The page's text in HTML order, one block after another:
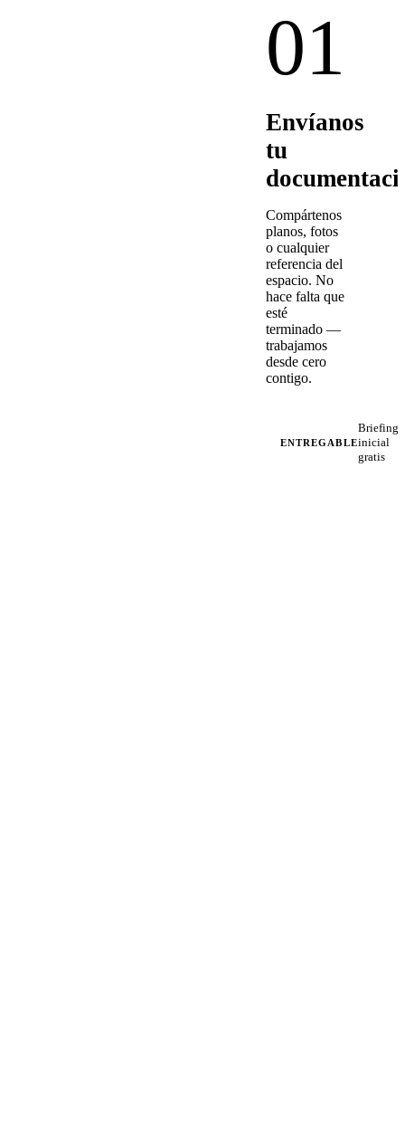
01
Envíanos
tu
Compártenos
planos, fotos
o cualquier
referencia del
espacio. No
hace falta que
esté
terminado —
trabajamos
desde cero
contigo.
ENTREGABLE
Briefing
inicial
gratis